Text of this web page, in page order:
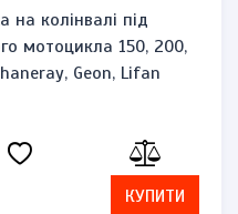
на колінвалі під
мотоцикла 150, 200,
Geon, Lifan
КУПИТИ